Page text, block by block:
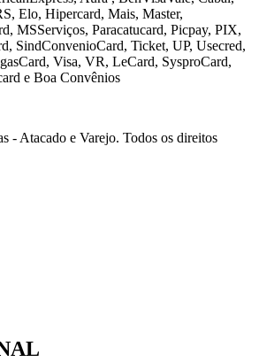
Elo, Hipercard, Mais, Master,
MSServiços, Paracatucard, Picpay, PIX,
SindConvenioCard, Ticket, UP, Usecred,
Visa, VR, LeCard, SysproCard,
e Boa Convênios
- Atacado e Varejo. Todos os direitos